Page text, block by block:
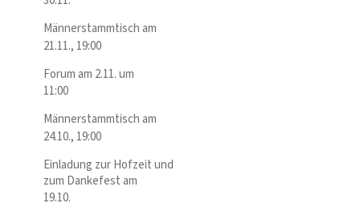
Männerstammtisch am
21.11., 19:00
Forum am 2.11. um
11:00
Männerstammtisch am
24.10., 19:00
Einladung zur Hofzeit und
zum Dankefest am
19.10.